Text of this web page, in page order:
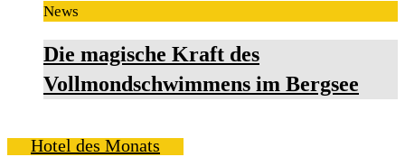
News
Die magische Kraft des
Vollmondschwimmens im Bergsee
Hotel des Monats